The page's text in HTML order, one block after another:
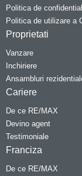
Politica de
Politica de utilizare a
Proprietati
Vanzare
Inchiriere
Ansambluri
Cariere
De ce RE/MAX
Devino agent
Testimoniale
Franciza
De ce RE/MAX